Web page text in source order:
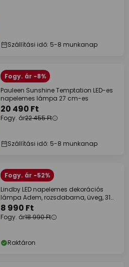
Szállítási idő: 5-8 munkanap
Fogy. ár -8%
Pauleen Sunshine Temptation LED-es
napelemes lámpa 27 cm-es
20 490 Ft
Fogy. ár22 455 Ft
Szállítási idő: 5-8 munkanap
Fogy. ár -52%
Lindby LED napelemes dekorációs
lámpa Adem, rozsdabarna, üveg, 31
cm
8 990 Ft
Fogy. ár18 990 Ft
Raktáron